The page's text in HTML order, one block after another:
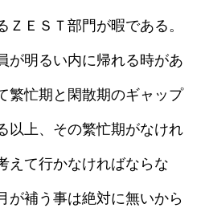
ＺＥＳＴ部門が暇である。
が明るい内に帰れる時があ
繁忙期と閑散期のギャップ
以上、その繁忙期がなけれ
えて行かなければならな
が補う事は絶対に無いから